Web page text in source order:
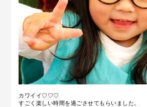
カワイイ♡♡♡
すごく楽しい時間を過ごさせてもらいました。